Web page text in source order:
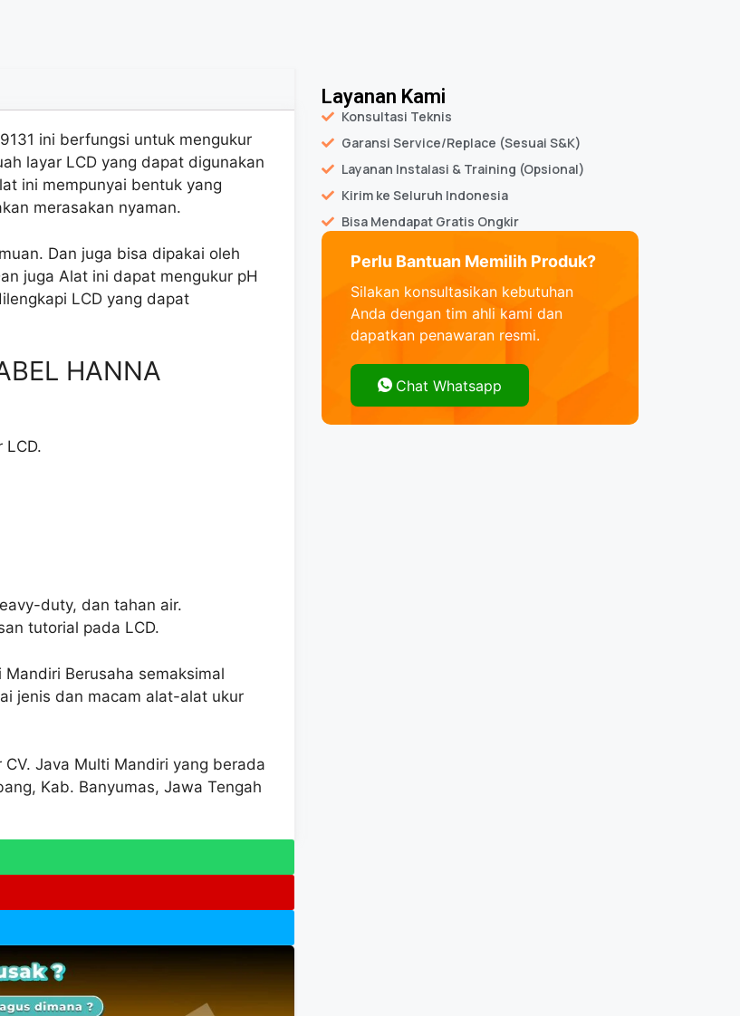
ini berfungsi untuk mengukur
layar LCD yang dapat digunakan
ini mempunyai bentuk yang
merasakan nyaman.
Dan juga bisa dipakai oleh
juga Alat ini dapat mengukur pH
LCD yang dapat
HANNA
LCD.
duty, dan tahan air.
tutorial pada LCD.
Berusaha semaksimal
jenis dan macam alat-alat ukur
Java Multi Mandiri yang berada
Kab. Banyumas, Jawa Tengah
Layanan Kami
Konsultasi Teknis
Garansi Service/Replace (Sesuai S&K)
Layanan Instalasi & Training (Opsional)
Kirim ke Seluruh Indonesia
Bisa Mendapat Gratis Ongkir
Perlu Bantuan Memilih Produk?
Silakan konsultasikan kebutuhan
Anda dengan tim ahli kami dan
dapatkan penawaran resmi.
Chat Whatsapp